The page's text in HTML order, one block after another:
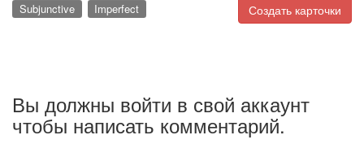
Создать карточки
Subjunctive Imperfect
Вы должны войти в свой аккаунт
чтобы написать комментарий.